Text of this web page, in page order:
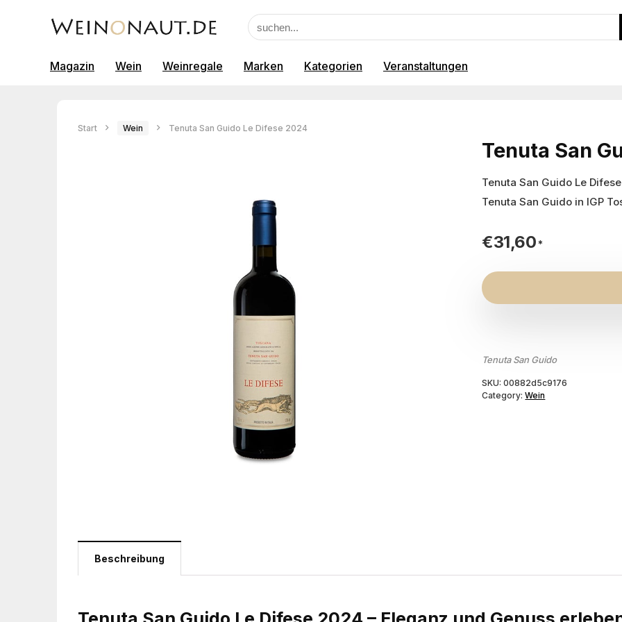
Magazin Wein Weinregale Marken Kategorien Veranstaltungen
Start Wein Tenuta San Guido Le Difese 2024
Tenuta San
Tenuta San Guido Le
Tenuta San Guido in IGP
€31,60
Tenuta San Guido
SKU:00882d5c9176
Category:Wein
Beschreibung